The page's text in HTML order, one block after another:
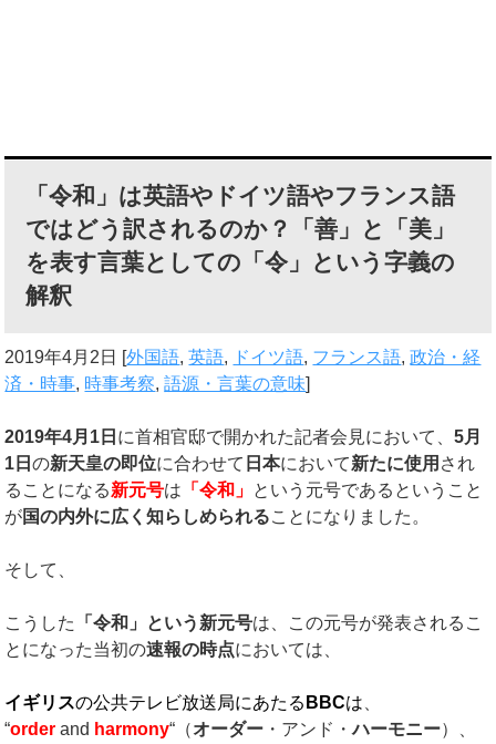
「令和」は英語やドイツ語やフランス語
ではどう訳されるのか？「善」と「美」
を表す言葉としての「令」という字義の
解釈
2019年4月2日 [外国語,英語, ドイツ語, フランス語,政治・経
済・時事, 時事考察,語源・言葉の意味]
2019年4月 1 日 に首相官邸で開かれた記者会見において、5月
1 日の新天皇の即位に合わせて 日本において新たに使用 され
ることになる新元号は 「令和」 という元号であるということ
が国の内外に広く知らしめられることになりました。
そして、
こうした 「令和」という新元号は、この元号が発表されるこ
とになった当初の速報の時点においては、
イギリスの公共テレビ放送局にあたる BBCは
“orderand harmony“（オーダー ・アンド・ハーモニー）、